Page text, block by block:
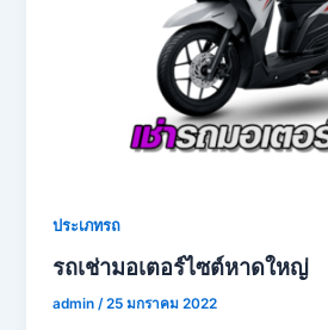
ประเภทรถ
รถเช่ามอเตอร์ไซต์หาดใหญ่
admin/25 มกราคม 2022